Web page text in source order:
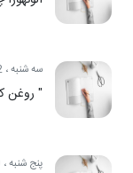
سه شنبه ، 12 بهمن 1395
" روغن
پنج شنبه ، 30 دی 1395